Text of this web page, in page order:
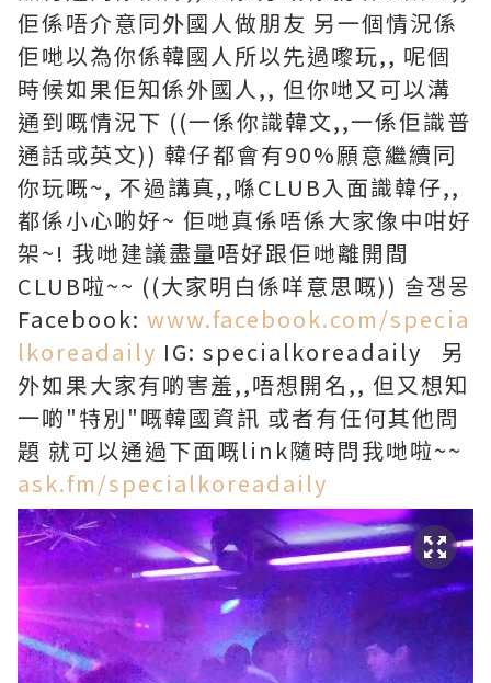
佢係唔介意同外國人做朋友 另一個情況係
佢哋以為你係韓國人所以先過嚟玩,, 呢個
時候如果佢知係外國人,, 但你哋又可以溝
通到嘅情況下 ((一係你識韓文,,一係佢識普
通話或英文)) 韓仔都會有90%願意繼續同
你玩嘅~, 不過講真,,喺CLUB入面識韓仔,,
都係小心啲好~ 佢哋真係唔係大家像中咁好
架~! 我哋建議盡量唔好跟佢哋離開間
CLUB啦~~ ((大家明白係咩意思嘅)) 술쟁몽
Facebook: www.facebook.com/specia
lkoreadaily IG: specialkoreadaily 另
外如果大家有啲害羞,,唔想開名,, 但又想知
一啲"特別"嘅韓國資訊 或者有任何其他問
題 就可以通過下面嘅link隨時問我哋啦~~
ask.fm/specialkoreadaily